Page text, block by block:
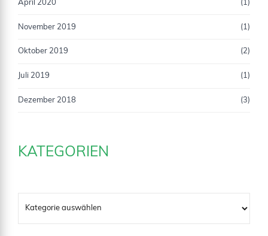
April 2020 (1)
November 2019 (1)
Oktober 2019 (2)
Juli 2019 (1)
Dezember 2018 (3)
KATEGORIEN